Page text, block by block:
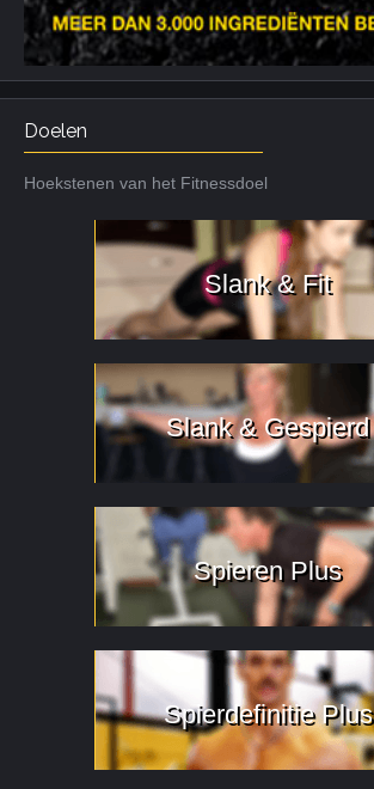
Doelen
Hoekstenen van het Fitnessdoel
Slank & Fit
Slank & Gespierd
Spieren Plus
Spierdefinitie Plus